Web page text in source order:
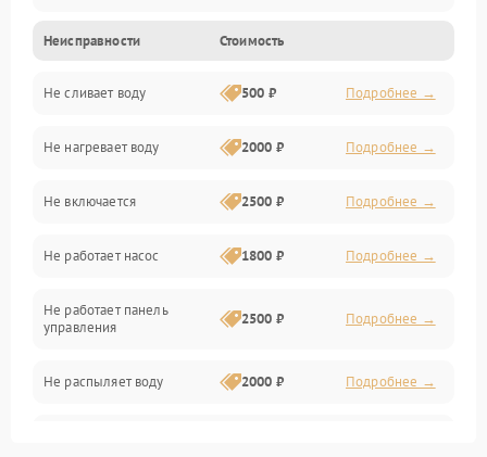
Управление
Электропитание
Датчики
Нагрев
Вода
Гигиена
Программное обеспечение
Неисправности Стоимость
Не сливает воду 500 ₽ Подробнее →
Не нагревает воду 2000 ₽ Подробнее →
Не включается 2500 ₽ Подробнее →
Не работает насос 1800 ₽ Подробнее →
Не работает панель
управления
2500 ₽ Подробнее →
Не распыляет воду 2000 ₽ Подробнее →